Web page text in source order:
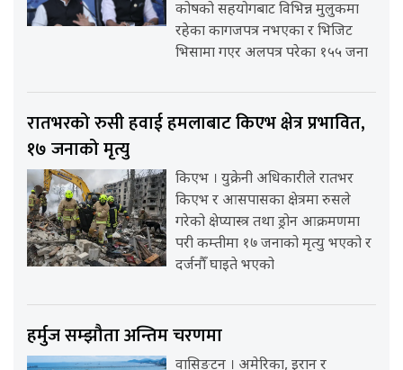
कोषको सहयोगबाट विभिन्न मुलुकमा
रहेका कागजपत्र नभएका र भिजिट
भिसामा गएर अलपत्र परेका १५५ जना
रातभरको रुसी हवाई हमलाबाट किएभ क्षेत्र प्रभावित,
१७ जनाको मृत्यु
किएभ । युक्रेनी अधिकारीले रातभर
किएभ र आसपासका क्षेत्रमा रुसले
गरेको क्षेप्यास्त्र तथा ड्रोन आक्रमणमा
परी कम्तीमा १७ जनाको मृत्यु भएको र
दर्जनौँ घाइते भएको
हर्मुज सम्झौता अन्तिम चरणमा
वासिङ्टन । अमेरिका, इरान र